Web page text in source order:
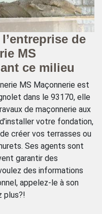
de
MS
ce milieu
MS Maçonnerie est
dans le 93170, elle
de maçonnerie aux
votre fondation,
créer vos terrasses ou
Ses agents sont
garantir des
des informations
appelez-le à son
plus?!